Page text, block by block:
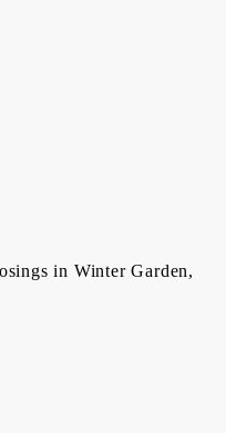
in Winter Garden,